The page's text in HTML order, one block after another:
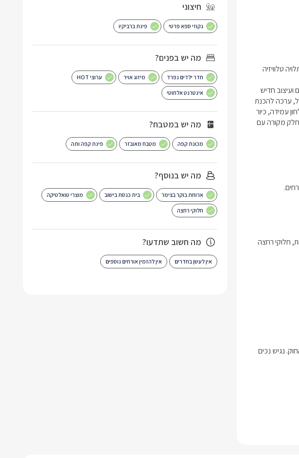
חיצוני
גקוזי ספא פרטי פינת ברביקיו
מה יש בפנים?
חדר ילדים נפרד מיזוג אויר ערוצי HOT
אינטרנט אלחוטי
מה יש במטבח?
מכונת קפה מטבח מאובזר פינת קפה ותה
מה יש בנוסף?
ארוחת בוקר בצימר בית כנסת בישוב מוצרי טואלטיקה
חלוקי רחצה
מה חשוב שתדעו?
אין לעשן בחדרים אין להזמין אורחים נוספים